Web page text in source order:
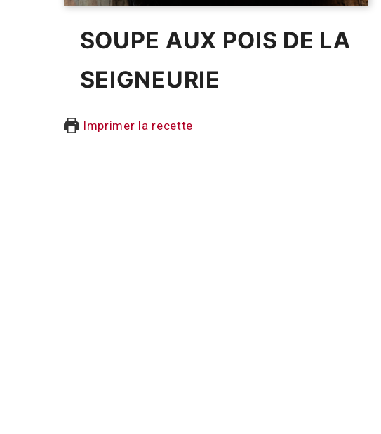
SOUPE AUX POIS DE LA
SEIGNEURIE
Imprimer la recette